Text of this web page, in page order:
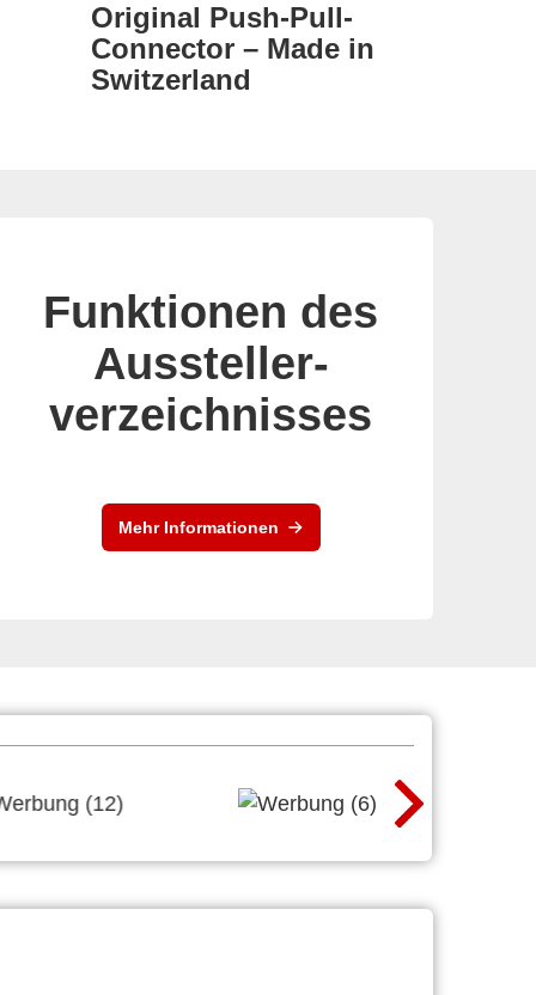
Original Push-Pull-
Connector – Made in
Switzerland
Funktionen des
Aussteller-
verzeichnisses
Mehr Informationen